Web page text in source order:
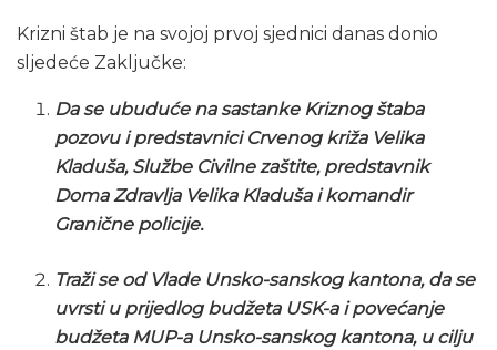
Krizni štab je na svojoj prvoj sjednici danas donio
sljedeće Zaključke:
Da se ubuduće na sastanke Kriznog štaba
pozovu i predstavnici Crvenog križa Velika
Kladuša, Službe Civilne zaštite, predstavnik
Doma Zdravlja Velika Kladuša i komandir
Granične policije.
Traži se od Vlade Unsko-sanskog kantona, da se
uvrsti u prijedlog budžeta USK-a i povećanje
budžeta MUP-a Unsko-sanskog kantona, u cilju